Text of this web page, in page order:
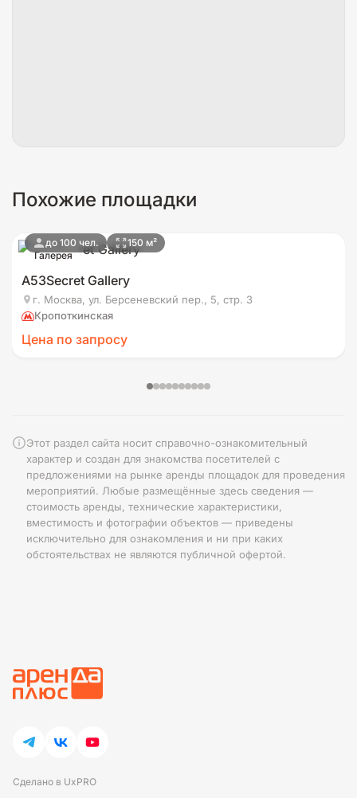
Похожие площадки
Галерея
до 100 чел. 150 м²
А53Secret Gallery
г. Москва, ул. Берсеневский пер., 5, стр. 3
Кропоткинская
Цена по запросу
Этот раздел сайта носит справочно-ознакомительный
характер и создан для знакомства посетителей с
предложениями на рынке аренды площадок для проведения
мероприятий. Любые размещённые здесь сведения —
стоимость аренды, технические характеристики,
вместимость и фотографии объектов — приведены
исключительно для ознакомления и ни при каких
обстоятельствах не являются публичной офертой.
Сделано в UxPRO